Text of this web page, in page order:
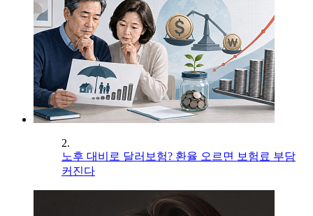
2.
노후 대비로 달러보험? 환율 오르면 보험료 부담
커진다